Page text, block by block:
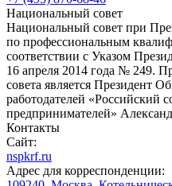
Национальный совет
Национальный совет при
по профессиональным
соответствии с Указом
16 апреля 2014 года № 249.
совета является Президент
работодателей «Российский
предпринимателей»
Контакты
Сайт:
nspkrf.ru
Адрес для корреспонденции: